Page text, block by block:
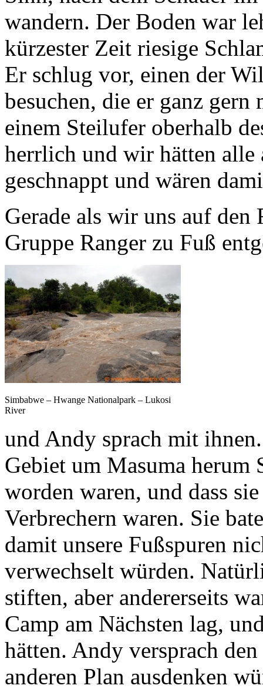
wandern. Der Boden war
kürzester Zeit riesige
Er schlug vor, einen der
besuchen, die er ganz
einem Steilufer oberhalb
herrlich und wir hätten alle
geschnappt und wären
Gerade als wir uns auf den
Gruppe Ranger zu Fuß
Simbabwe – Hwange Nationalpark – Lukosi
River
und Andy sprach mit
Gebiet um Masuma herum
worden waren, und dass
Verbrechern waren. Sie
damit unsere Fußspuren
verwechselt würden.
stiften, aber andererseits
Camp am Nächsten lag,
hätten. Andy versprach
anderen Plan ausdenken